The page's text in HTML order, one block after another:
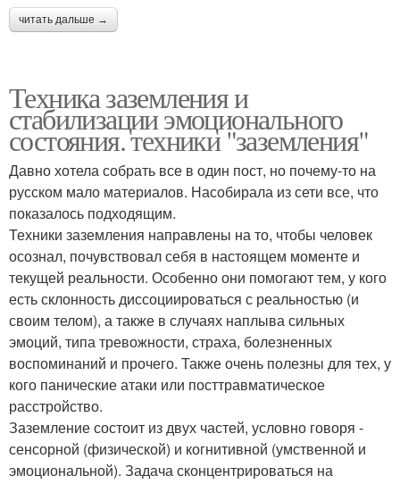
читать дальше →
Техника заземления и
стабилизации эмоционального
состояния. техники "заземления"
Давно хотела собрать все в один пост, но почему-то на
русском мало материалов. Насобирала из сети все, что
показалось подходящим.
Техники заземления направлены на то, чтобы человек
осознал, почувствовал себя в настоящем моменте и
текущей реальности. Особенно они помогают тем, у кого
есть склонность диссоциироваться с реальностью (и
своим телом), а также в случаях наплыва сильных
эмоций, типа тревожности, страха, болезненных
воспоминаний и прочего. Также очень полезны для тех, у
кого панические атаки или посттравматическое
расстройство.
Заземление состоит из двух частей, условно говоря -
сенсорной (физической) и когнитивной (умственной и
эмоциональной). Задача сконцентрироваться на